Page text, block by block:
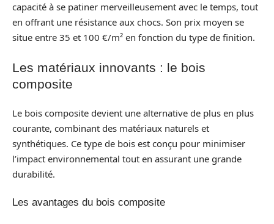
capacité à se patiner merveilleusement avec le temps, tout
en offrant une résistance aux chocs. Son prix moyen se
situe entre 35 et 100 €/m² en fonction du type de finition.
Les matériaux innovants : le bois
composite
Le bois composite devient une alternative de plus en plus
courante, combinant des matériaux naturels et
synthétiques. Ce type de bois est conçu pour minimiser
l’impact environnemental tout en assurant une grande
durabilité.
Les avantages du bois composite